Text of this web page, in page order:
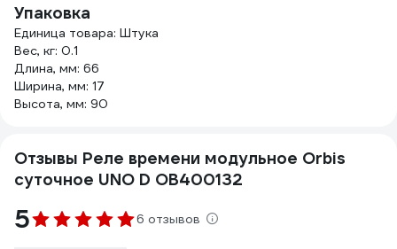
Упаковка
Единица товара: Штука
Вес, кг: 0.1
Длина, мм: 66
Ширина, мм: 17
Высота, мм: 90
Отзывы Реле времени модульное Orbis
суточное UNO D OB400132
5 6 отзывов